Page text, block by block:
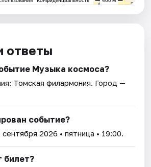
ответы
Музыка космоса?
Томская филармония. Город —
событие?
сентября 2026 • пятница • 19:00.
билет?